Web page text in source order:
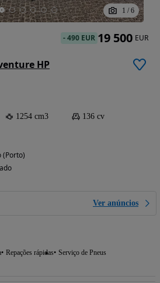
1 / 6
HP
1254 cm3
136 cv
(Porto)
Ver anúncios
Repações rápidas Serviço de Pneus
-490 EUR 19 500 EUR